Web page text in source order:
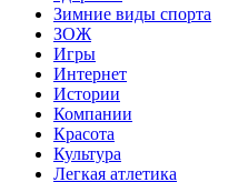
Зимние виды спорта
ЗОЖ
Игры
Интернет
Истории
Компании
Красота
Культура
Легкая атлетика